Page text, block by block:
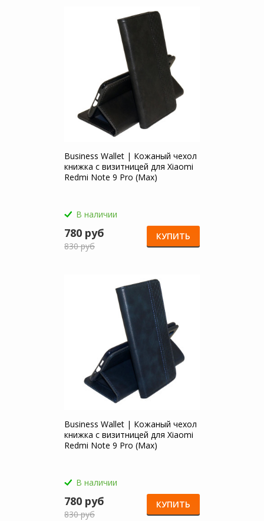
Business Wallet | Кожаный чехол
книжка с визитницей для Xiaomi
Redmi Note 9 Pro (Max)
В наличии
780 руб
830 руб
КУПИТЬ
Business Wallet | Кожаный чехол
книжка с визитницей для Xiaomi
Redmi Note 9 Pro (Max)
В наличии
780 руб
830 руб
КУПИТЬ